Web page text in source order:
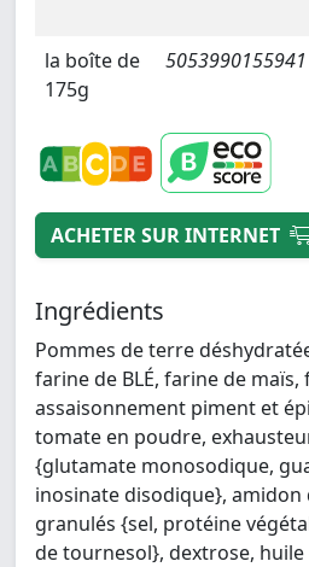
la boîte de
175g
5053990155941
ACHETER SUR INTERNET
Ingrédients
Pommes de terre
farine de BLÉ, farine de maïs,
assaisonnement piment et
tomate en poudre,
{glutamate monosodique,
inosinate disodique}, amidon
granulés {sel, protéine
de tournesol}, dextrose,